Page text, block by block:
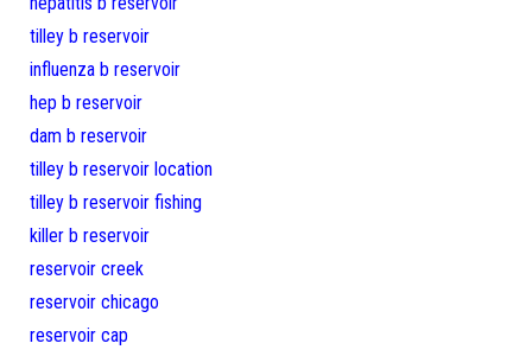
tilley b reservoir
influenza b reservoir
hep b reservoir
dam b reservoir
tilley b reservoir location
tilley b reservoir fishing
killer b reservoir
reservoir creek
reservoir chicago
reservoir cap